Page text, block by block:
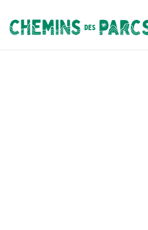
Chemins des Parcs